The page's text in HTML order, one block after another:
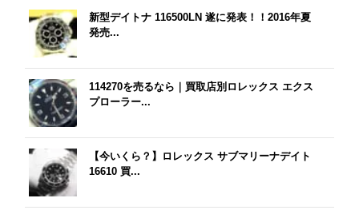
新型デイトナ 116500LN 遂に発表！！2016年夏
発売...
114270を売るなら｜買取店別ロレックス エクス
プローラー...
【今いくら？】ロレックス サブマリーナデイト
16610 買...